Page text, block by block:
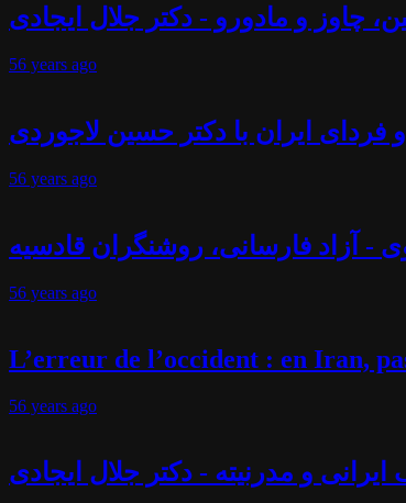
56 years ago
فردای ایران با دکتر حسین لاجوردی
56 years ago
56 years ago
L’erreur de l’occident : en Iran,
56 years ago
و مدرنیته - دکتر جلال ایجادی